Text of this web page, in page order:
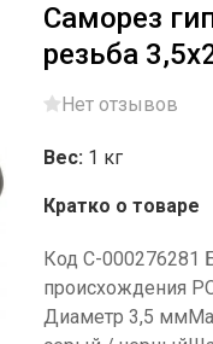
Саморез
резьба
Нет отзывов
Вес: 1 кг
Кратко о товаре
Код С-000276281
происхождения
Диаметр 3,5